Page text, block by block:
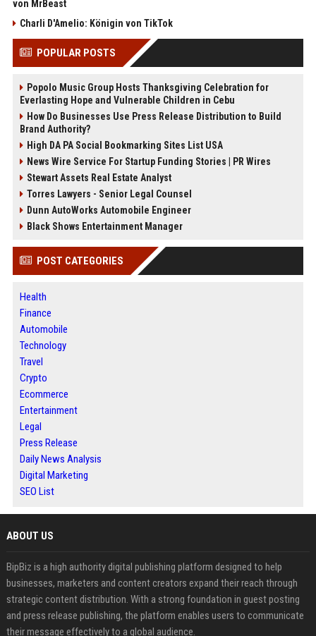
von MrBeast
Charli D'Amelio: Königin von TikTok
POPULAR POSTS
Popolo Music Group Hosts Thanksgiving Celebration for
Everlasting Hope and Vulnerable Children in Cebu
How Do Businesses Use Press Release Distribution to Build
Brand Authority?
High DA PA Social Bookmarking Sites List USA
News Wire Service For Startup Funding Stories | PR Wires
Stewart Assets Real Estate Analyst
Torres Lawyers - Senior Legal Counsel
Dunn AutoWorks Automobile Engineer
Black Shows Entertainment Manager
POST CATEGORIES
Health
Finance
Automobile
Technology
Travel
Crypto
Ecommerce
Entertainment
Legal
Press Release
Daily News Analysis
Digital Marketing
SEO List
ABOUT US
BipBiz is a high authority digital publishing platform designed to help
businesses, marketers and content creators expand their reach through
strategic content distribution. With a strong foundation in guest posting
and press release publishing, the platform enables users to communicate
their message effectively to a global audience.